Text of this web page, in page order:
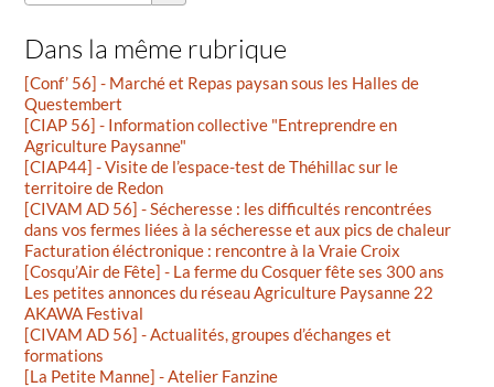
Dans la même rubrique
[Conf’ 56] - Marché et Repas paysan sous les Halles de
Questembert
[CIAP 56] - Information collective "Entreprendre en
Agriculture Paysanne"
[CIAP44] - Visite de l’espace-test de Théhillac sur le
territoire de Redon
[CIVAM AD 56] - Sécheresse : les difficultés rencontrées
dans vos fermes liées à la sécheresse et aux pics de chaleur
Facturation éléctronique : rencontre à la Vraie Croix
[Cosqu’Air de Fête] - La ferme du Cosquer fête ses 300 ans
Les petites annonces du réseau Agriculture Paysanne 22
AKAWA Festival
[CIVAM AD 56] - Actualités, groupes d’échanges et
formations
[La Petite Manne] - Atelier Fanzine